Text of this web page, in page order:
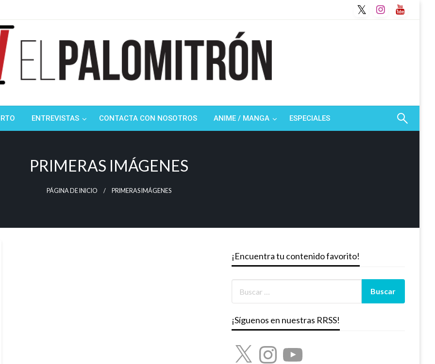
ENTREVISTAS CONTACTA CON NOSOTROS ANIME / MANGA ESPECIALES
PRIMERAS IMÁGENES
PÁGINA DE INICIO PRIMERAS IMÁGENES
¡Encuentra tu contenido favorito!
¡Síguenos en nuestras RRSS!
X InstagramYouTube